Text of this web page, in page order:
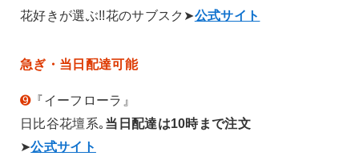
花好きが選ぶ!!花のサブスク➤公式サイト
急ぎ・当日配達可能
➒『イーフローラ』
日比谷花壇系｡ 当日配達は10時まで注文
➤公式サイト